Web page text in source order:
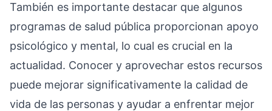
También es importante destacar que algunos
programas de salud pública proporcionan apoyo
psicológico y mental, lo cual es crucial en la
actualidad. Conocer y aprovechar estos recursos
puede mejorar significativamente la calidad de
vida de las personas y ayudar a enfrentar mejor